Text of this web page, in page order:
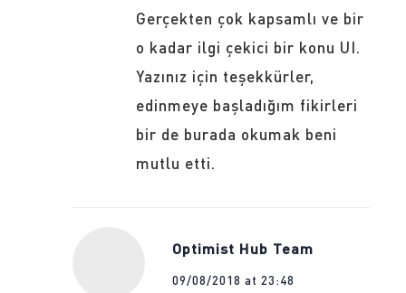
Gerçekten çok kapsamlı ve bir
o kadar ilgi çekici bir konu UI.
Yazınız için teşekkürler,
edinmeye başladığım fikirleri
bir de burada okumak beni
mutlu etti.
Optimist Hub Team
09/08/2018 at 23:48